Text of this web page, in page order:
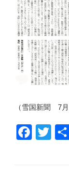
（雪国新聞 7月
F
T